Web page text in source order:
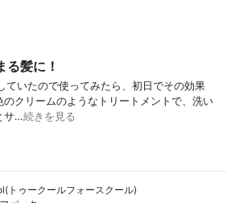
る髪に！
ていたので使ってみたら、初日でその効果
クリームのようなトリートメントで、洗い
サ…続きを見る
トゥークールフォースクール)